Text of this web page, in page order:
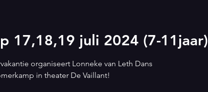
17,18,19 juli 2024 (7-11jaar)
organiseert Lonneke van Leth Dans
in theater De Vaillant!